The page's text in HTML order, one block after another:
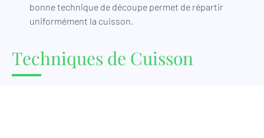
bonne technique de découpe permet de répartir
uniformément la cuisson.
Techniques de Cuisson